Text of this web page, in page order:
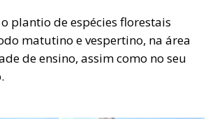
plantio de espécies florestais
matutino e vespertino, na área
de ensino, assim como no seu